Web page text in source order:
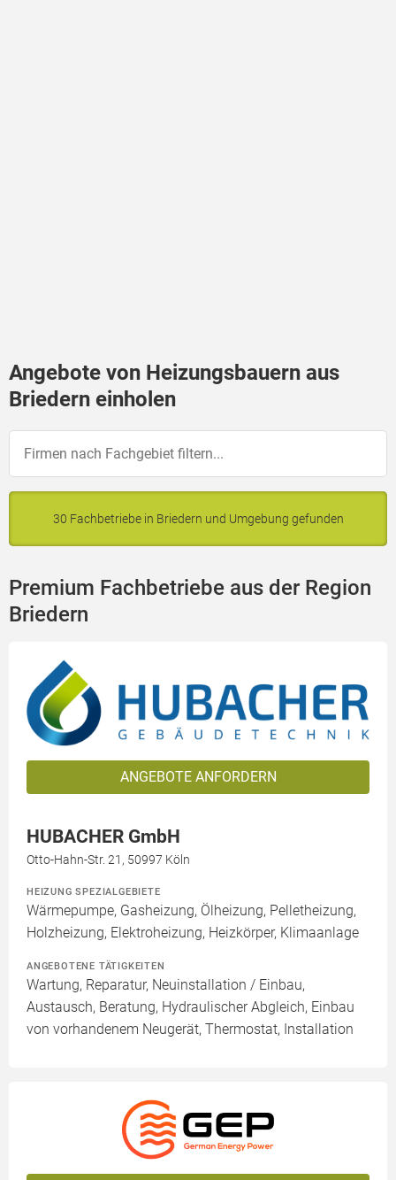
Angebote von Heizungsbauern aus
Briedern einholen
30 Fachbetriebe in Briedern und Umgebung gefunden
Premium Fachbetriebe aus der Region
Briedern
ANGEBOTE ANFORDERN
HUBACHER GmbH
Otto-Hahn-Str. 21, 50997 Köln
HEIZUNG SPEZIALGEBIETE
Wärmepumpe, Gasheizung, Ölheizung, Pelletheizung,
Holzheizung, Elektroheizung, Heizkörper, Klimaanlage
ANGEBOTENE TÄTIGKEITEN
Wartung, Reparatur, Neuinstallation / Einbau,
Austausch, Beratung, Hydraulischer Abgleich, Einbau
von vorhandenem Neugerät, Thermostat, Installation